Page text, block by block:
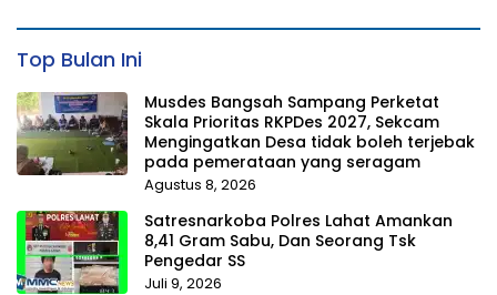
Top Bulan Ini
Musdes Bangsah Sampang Perketat
Skala Prioritas RKPDes 2027, Sekcam
Mengingatkan Desa tidak boleh terjebak
pada pemerataan yang seragam
Agustus 8, 2026
Satresnarkoba Polres Lahat Amankan
8,41 Gram Sabu, Dan Seorang Tsk
Pengedar SS
Juli 9, 2026